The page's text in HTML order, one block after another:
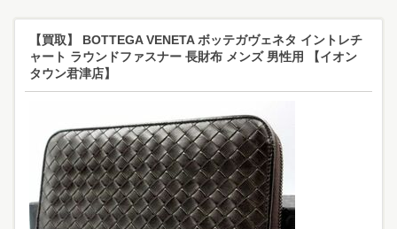
【買取】 BOTTEGA VENETA ボッテガヴェネタ イントレチ
ャート ラウンドファスナー 長財布 メンズ 男性用 【イオン
タウン君津店】